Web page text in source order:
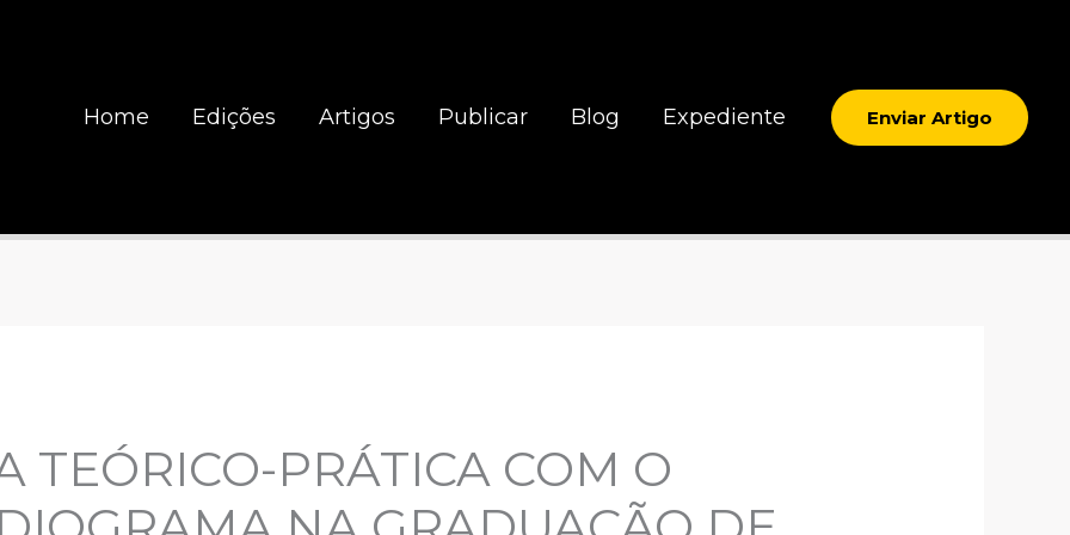
Home Edições Artigos Publicar Blog Expediente Enviar Artigo
TEÓRICO-PRÁTICA COM O